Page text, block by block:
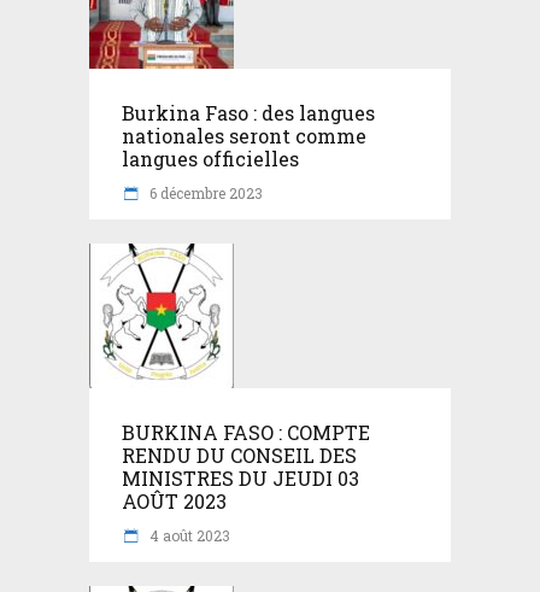
Burkina Faso : des langues
nationales seront comme
langues officielles
6 décembre 2023
BURKINA FASO : COMPTE
RENDU DU CONSEIL DES
MINISTRES DU JEUDI 03
AOÛT 2023
4 août 2023